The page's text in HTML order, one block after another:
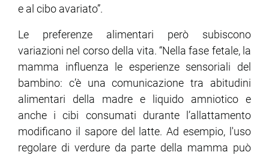
e al cibo avariato”.
Le preferenze alimentari però subiscono
variazioni nel corso della vita. “Nella fase fetale, la
mamma influenza le esperienze sensoriali del
bambino: c’è una comunicazione tra abitudini
alimentari della madre e liquido amniotico e
anche i cibi consumati durante l’allattamento
modificano il sapore del latte. Ad esempio, l'uso
regolare di verdure da parte della mamma può